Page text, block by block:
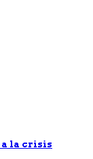
a la crisis